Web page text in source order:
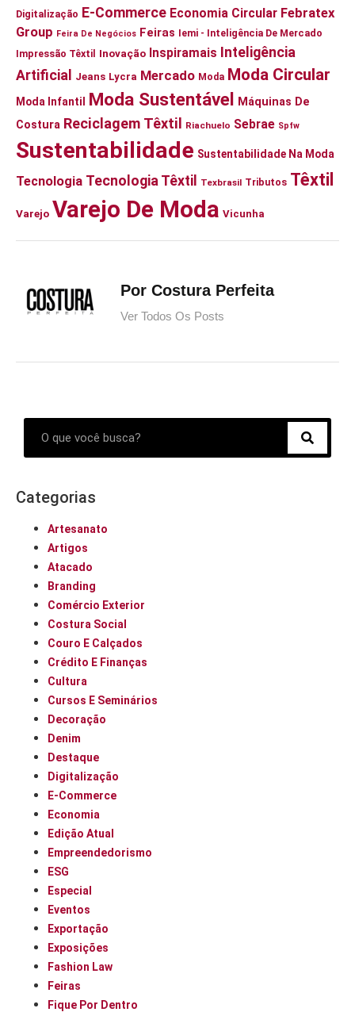
Digitalização E-Commerce Economia Circular Febratex
Group Feira De Negócios Feiras Iemi - Inteligência De Mercado
Impressão Têxtil Inovação Inspiramais
Inteligência
Artificial
Jeans Lycra Mercado Moda Moda Circular
Moda Infantil Moda Sustentável
Máquinas De
Costura Reciclagem Têxtil Riachuelo Sebrae Spfw
Sustentabilidade Sustentabilidade Na Moda
Tecnologia Tecnologia Têxtil Texbrasil Tributos Têxtil
Varejo Varejo De Moda Vicunha
Por Costura Perfeita
Ver Todos Os Posts
Categorias
Artesanato
Artigos
Atacado
Branding
Comércio Exterior
Costura Social
Couro E Calçados
Crédito E Finanças
Cultura
Cursos E Seminários
Decoração
Denim
Destaque
Digitalização
E-Commerce
Economia
Edição Atual
Empreendedorismo
ESG
Especial
Eventos
Exportação
Exposições
Fashion Law
Feiras
Fique Por Dentro